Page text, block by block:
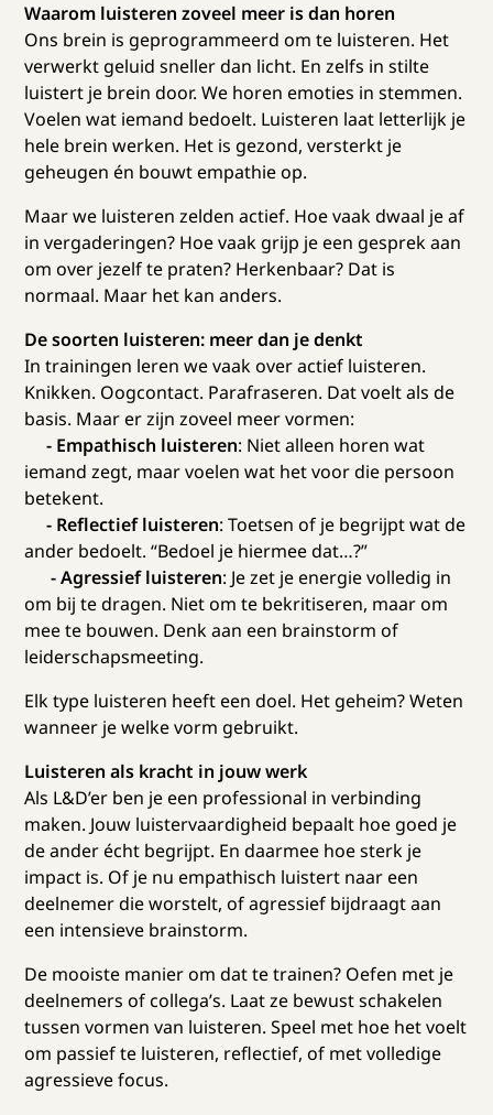
Waarom luisteren zoveel meer is dan horen
Ons brein is geprogrammeerd om te luisteren. Het
verwerkt geluid sneller dan licht. En zelfs in stilte
luistert je brein door. We horen emoties in stemmen.
Voelen wat iemand bedoelt. Luisteren laat letterlijk je
hele brein werken. Het is gezond, versterkt je
geheugen én bouwt empathie op.
Maar we luisteren zelden actief. Hoe vaak dwaal je af
in vergaderingen? Hoe vaak grijp je een gesprek aan
om over jezelf te praten? Herkenbaar? Dat is
normaal. Maar het kan anders.
De soorten luisteren: meer dan je denkt
In trainingen leren we vaak over actief luisteren.
Knikken. Oogcontact. Parafraseren. Dat voelt als de
basis. Maar er zijn zoveel meer vormen:
- Empathisch luisteren: Niet alleen horen wat
iemand zegt, maar voelen wat het voor die persoon
betekent.
- Reflectief luisteren: Toetsen of je begrijpt wat de
ander bedoelt. “Bedoel je hiermee dat…?”
- Agressief luisteren: Je zet je energie volledig in
om bij te dragen. Niet om te bekritiseren, maar om
mee te bouwen. Denk aan een brainstorm of
leiderschapsmeeting.
Elk type luisteren heeft een doel. Het geheim? Weten
wanneer je welke vorm gebruikt.
Luisteren als kracht in jouw werk
Als L&D’er ben je een professional in verbinding
maken. Jouw luistervaardigheid bepaalt hoe goed je
de ander écht begrijpt. En daarmee hoe sterk je
impact is. Of je nu empathisch luistert naar een
deelnemer die worstelt, of agressief bijdraagt aan
een intensieve brainstorm.
De mooiste manier om dat te trainen? Oefen met je
deelnemers of collega’s. Laat ze bewust schakelen
tussen vormen van luisteren. Speel met hoe het voelt
om passief te luisteren, reflectief, of met volledige
agressieve focus.